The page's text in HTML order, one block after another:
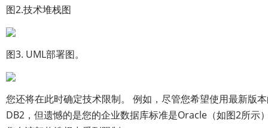
图2.技术堆栈图
图3. UML部署图。
您还将在此时确定技术限制。 例如，尽管您希望使用最新版
DB2，但遗憾的是您的企业数据库标准是Oracle（如图2所示